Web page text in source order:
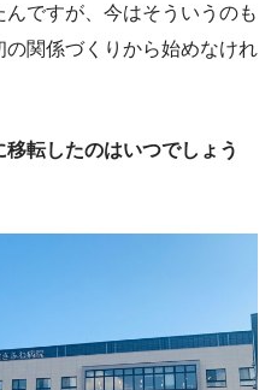
ですが、今はそういうのも
関係づくりから始めなけれ
転したのはいつでしょう